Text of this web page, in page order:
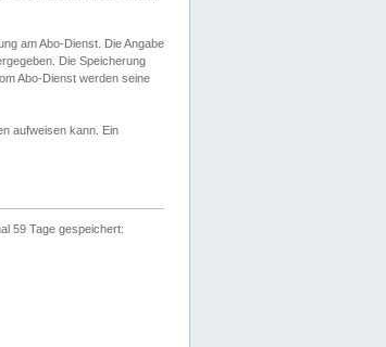
am Abo-Dienst. Die Angabe
Die Speicherung
Abo-Dienst werden seine
aufweisen kann. Ein
59 Tage gespeichert: